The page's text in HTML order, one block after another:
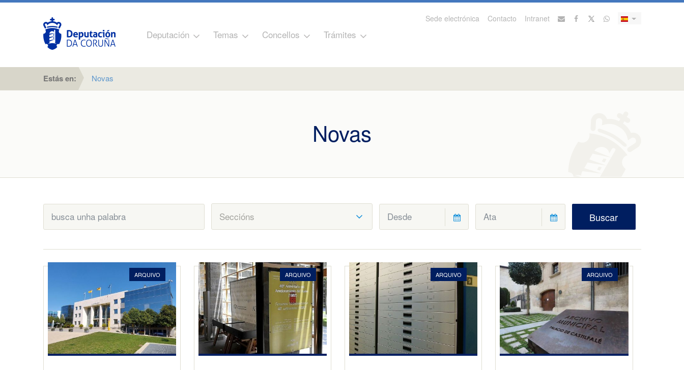
Sede electrónica Contacto Intranet
Deputación Temas Concellos Trámites
Estás en: Novas
Novas
Buscar
ARQUIVO ARQUIVO ARQUIVO ARQUIVO